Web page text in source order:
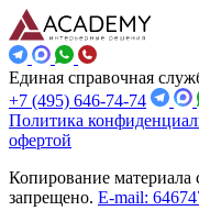
Единая справочная
+7 (495) 646-74-74
Политика
офертой
Копирование материала
запрещено. E-mail: